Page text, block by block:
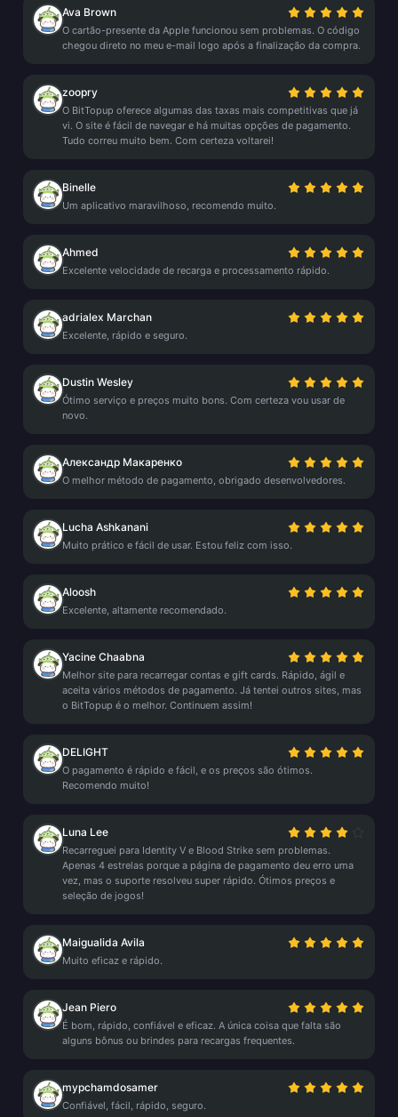
Ava Brown
O cartão-presente da Apple funcionou sem problemas. O código
chegou direto no meu e-mail logo após a finalização da compra.
zoopry
O BitTopup oferece algumas das taxas mais competitivas que já
vi. O site é fácil de navegar e há muitas opções de pagamento.
Tudo correu muito bem. Com certeza voltarei!
Binelle
Um aplicativo maravilhoso, recomendo muito.
Ahmed
Excelente velocidade de recarga e processamento rápido.
adrialex Marchan
Excelente, rápido e seguro.
Dustin Wesley
Ótimo serviço e preços muito bons. Com certeza vou usar de
novo.
Александр Макаренко
O melhor método de pagamento, obrigado desenvolvedores.
Lucha Ashkanani
Muito prático e fácil de usar. Estou feliz com isso.
Aloosh
Excelente, altamente recomendado.
Yacine Chaabna
Melhor site para recarregar contas e gift cards. Rápido, ágil e
aceita vários métodos de pagamento. Já tentei outros sites, mas
o BitTopup é o melhor. Continuem assim!
DELIGHT
O pagamento é rápido e fácil, e os preços são ótimos.
Recomendo muito!
Luna Lee
Recarreguei para Identity V e Blood Strike sem problemas.
Apenas 4 estrelas porque a página de pagamento deu erro uma
vez, mas o suporte resolveu super rápido. Ótimos preços e
seleção de jogos!
Maigualida Avila
Muito eficaz e rápido.
Jean Piero
É bom, rápido, confiável e eficaz. A única coisa que falta são
alguns bônus ou brindes para recargas frequentes.
mypchamdosamer
Confiável, fácil, rápido, seguro.